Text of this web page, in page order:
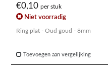
€0,10 per stuk
Niet voorradig
Ring plat - Oud goud - 8mm
Toevoegen aan vergelijking